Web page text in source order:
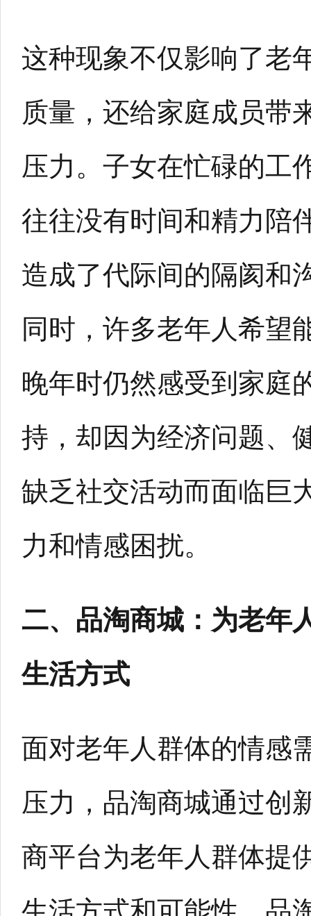
这种现象不仅影响了老
质量，还给家庭成员带
压力。子女在忙碌的工
往往没有时间和精力陪
造成了代际间的隔阂和
同时，许多老年人希望
晚年时仍然感受到家庭
持，却因为经济问题、
缺乏社交活动而面临巨
力和情感困扰。
二、品淘商城：为老年
生活方式
面对老年人群体的情感
压力，品淘商城通过创
商平台为老年人群体提